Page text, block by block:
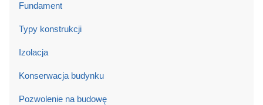
Fundament
Typy konstrukcji
Izolacja
Konserwacja budynku
Pozwolenie na budowę